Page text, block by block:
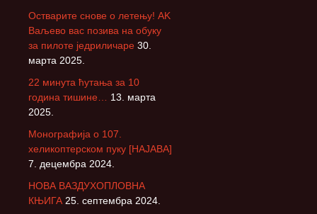
Остварите снове о летењу! АK
Ваљево вас позива на обуку
за пилоте једриличаре 30.
марта 2025.
22 минута ћутања за 10
година тишине…
13. марта
2025.
Монографија о 107.
хеликоптерском пуку [НАЈАВА]
7. децембра 2024.
НОВА ВАЗДУХОПЛОВНА
КЊИГА 25. септембра 2024.